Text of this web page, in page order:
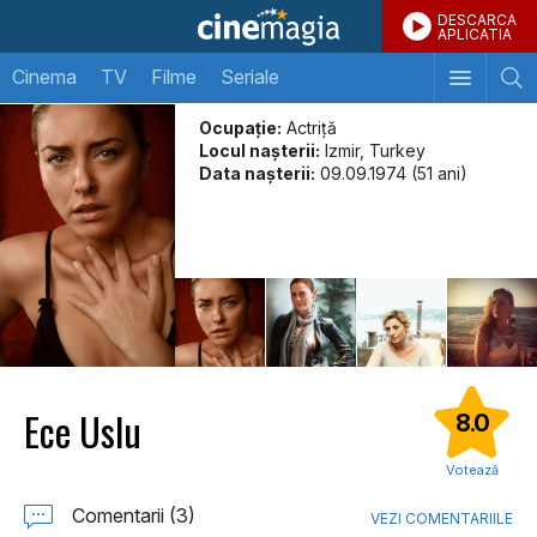
DESCARCA
APLICATIA
Cinema TV Filme Seriale
Ocupație: Actriţă
Locul naşterii: Izmir, Turkey
Data naşterii: 09.09.1974 (51 ani)
Ece Uslu 8.0
Votează
Comentarii (3) VEZI COMENTARIILE